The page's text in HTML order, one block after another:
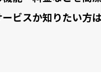
ビスか知りたい方